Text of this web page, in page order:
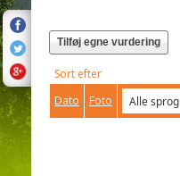
Tilføj egne vurdering
Sort efter
Dato
Foto